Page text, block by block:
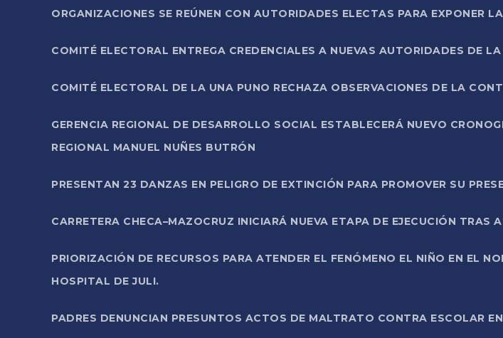
ORGANIZACIONES SE REÚNEN CON AUTORIDADES ELECTAS PARA EXPONER
COMITÉ ELECTORAL ENTREGA CREDENCIALES A NUEVAS AUTORIDADES DE
COMITÉ ELECTORAL DE LA UNA PUNO RECHAZA OBSERVACIONES DE LA
GERENCIA REGIONAL DE DESARROLLO SOCIAL ESTABLECERÁ NUEVO
REGIONAL MANUEL NUÑES BUTRÓN
PRESENTAN 23 DANZAS EN PELIGRO DE EXTINCIÓN PARA PROMOVER SU
CARRETERA CHECA–MAZOCRUZ INICIARÁ NUEVA ETAPA DE EJECUCIÓN TRAS
PRIORIZACIÓN DE RECURSOS PARA ATENDER EL FENÓMENO EL NIÑO EN EL
HOSPITAL DE JULI.
PADRES DENUNCIAN PRESUNTOS ACTOS DE MALTRATO CONTRA ESCOLAR